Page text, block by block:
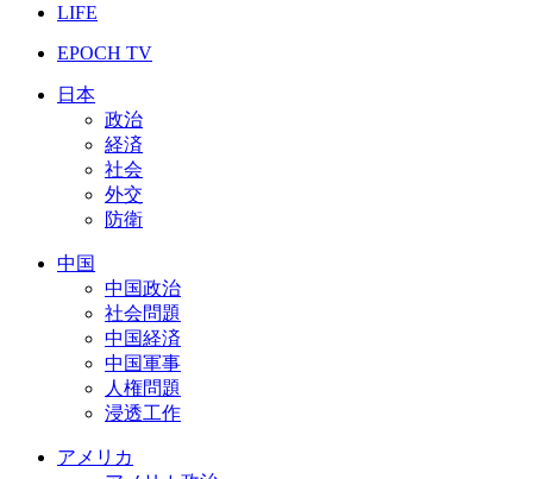
LIFE
EPOCH TV
日本
政治
経済
社会
外交
防衛
中国
中国政治
社会問題
中国経済
中国軍事
人権問題
浸透工作
アメリカ